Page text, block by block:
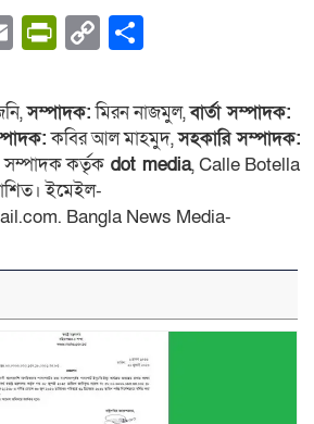
EmailPrintFriendly
Copy
সম্পাদক:মিরন নাজমুল,বার্তা সম্পাদক:
কবির আল মাহমুদ,সহকারি সম্পাদক:
সম্পাদক কর্তৃক dot media, Calle Botella
ইমেইল-
Bangla News Media-